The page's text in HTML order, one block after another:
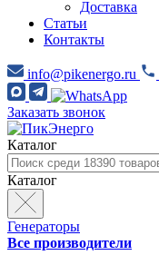
Доставка
Статьи
Контакты
info@pikenergo.ru
Заказать звонок
Каталог
Каталог
Генераторы
Все производители